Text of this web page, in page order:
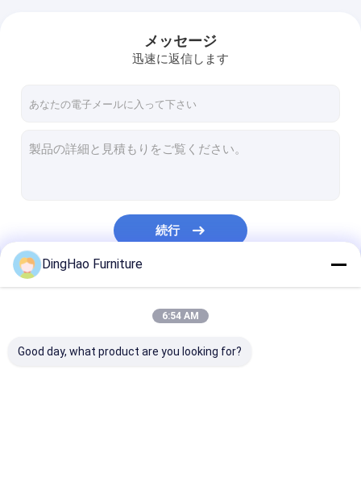
商用クラブ家具
据え付け家具
メッセージ
迅速に返信します
続行
DingHao Furniture
6:54 AM
Good day, what product are you looking for?